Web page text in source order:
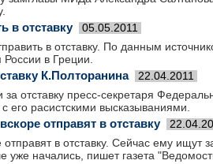
в отставку 05.05.2011
в отставку. По данным
в Греции.
К.Полторанина 22.04.2011
отставку пресс-секретаря
его расистскими высказываниями.
отправят в отставку
в отставку. Сейчас ему ищут
начались, пишет газета